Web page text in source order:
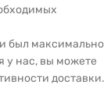
был максимально
у нас, вы можете
доставки.